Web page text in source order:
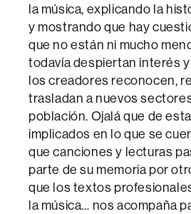
la música, explicando la
y mostrando que hay
que no están ni mucho
todavía despiertan interés
los creadores reconocen,
trasladan a nuevos
población. Ojalá que de
implicados en lo que se
que canciones y lecturas
parte de su memoria por
que los textos
la música… nos